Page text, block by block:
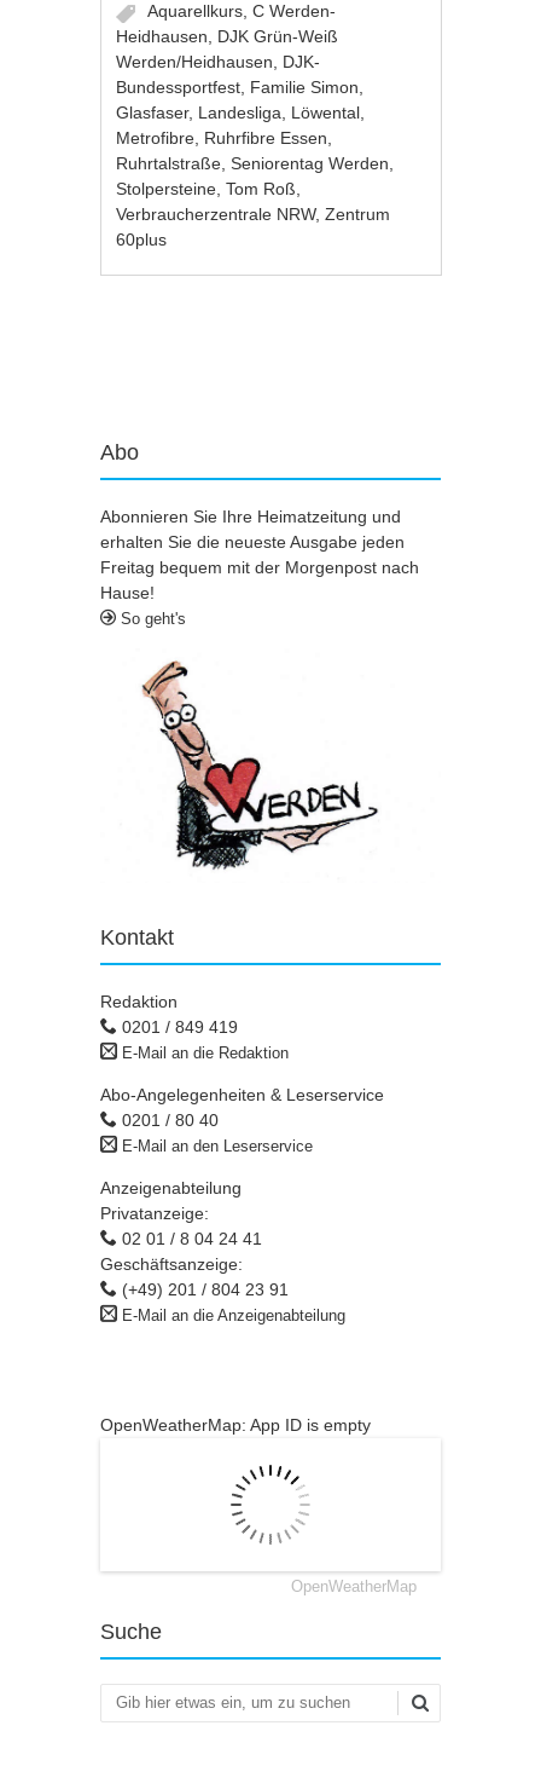
Aquarellkurs ,C Werden-
Heidhausen
DJK Grün-Weiß
Werden/Heidhausen
DJK-
Bundessportfest Familie Simon
Glasfaser, Landesliga Löwental
Metrofibre Ruhrfibre Essen
Ruhrtalstraße ,Seniorentag Werden
Stolpersteine ,Tom Roß
Verbraucherzentrale NRW,Zentrum
60plus
Abo
Abonnieren Sie Ihre Heimatzeitung und
erhalten Sie die neueste Ausgabe jeden
Freitag bequem mit der Morgenpost nach
Hause!
So geht's
Kontakt
Redaktion
0201 / 849 419
E-Mail an die Redaktion
Abo-Angelegenheiten & Leserservice
0201 / 80 40
E-Mail an den Leserservice
Anzeigenabteilung
Privatanzeige:
02 01 / 8 04 24 41
Geschäftsanzeige:
(+49) 201 / 804 23 91
E-Mail an die Anzeigenabteilung
OpenWeatherMap: App ID is empty
OpenWeatherMap
Suche
Suchen